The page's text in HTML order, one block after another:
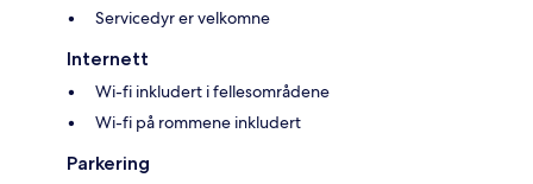
Servicedyr er velkomne
Internett
Wi-fi inkludert i fellesområdene
Wi-fi på rommene inkludert
Parkering